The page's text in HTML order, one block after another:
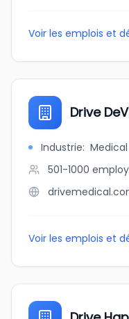
Voir les emplois et
Drive
Industrie:
501-1000
Voir les emplois et